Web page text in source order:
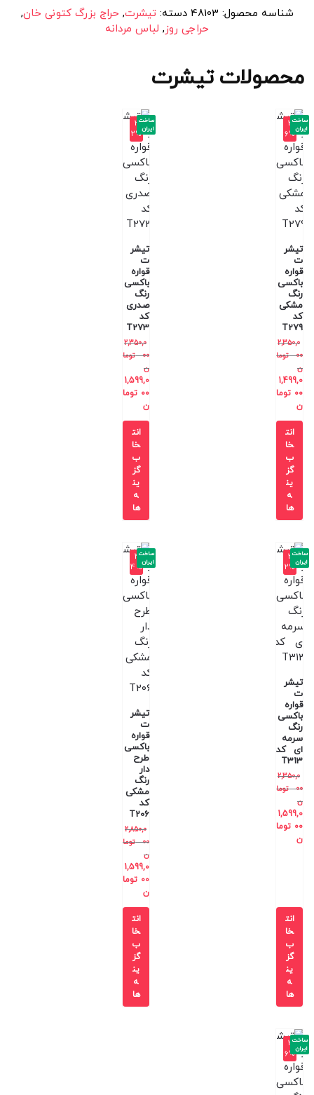
شناسه محصول: 48103 دسته:تیشرت, حراج بزرگ کتونی خان,
حراجی روز, لباس مردانه
محصولات تیشرت
-3
6%
تیشر
ت
قواره
باکسی
رنگ
مشکی
کد
T279
2,350,0
00
توما
ن
1,499,0
00 توما
ن
ساخت
ایران
انت
خا
ب
گز
ین
ه
ها
-3
2%
تیشر
ت
قواره
باکسی
رنگ
صدری
کد
T273
2,350,0
00
توما
ن
1,599,0
00 توما
ن
ساخت
ایران
انت
خا
ب
گز
ین
ه
ها
-3
2%
تیشر
ت
قواره
باکسی
رنگ
سرمه
ای کد
T313
2,350,0
00
توما
ن
1,599,0
00 توما
ن
ساخت
ایران
انت
خا
ب
گز
ین
ه
ها
-4
4%
تیشر
ت
قواره
باکسی
طرح
دار
رنگ
مشکی
کد
T206
2,850,0
00
توما
ن
1,599,0
00 توما
ن
ساخت
ایران
انت
خا
ب
گز
ین
ه
ها
-3
6%
ساخت
ایران